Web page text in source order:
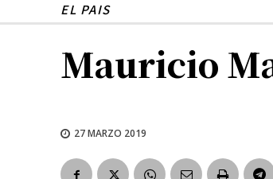
EL PAIS
Mauricio
27 MARZO 2019